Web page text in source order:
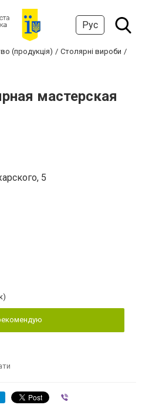
Рус
(продукція)
Столярні вироби
мастерская
5